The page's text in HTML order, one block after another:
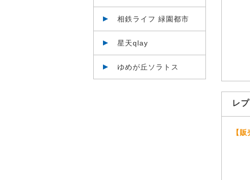
相鉄ライフ 緑園都市
星天qlay
ゆめが丘ソラトス
レ
【